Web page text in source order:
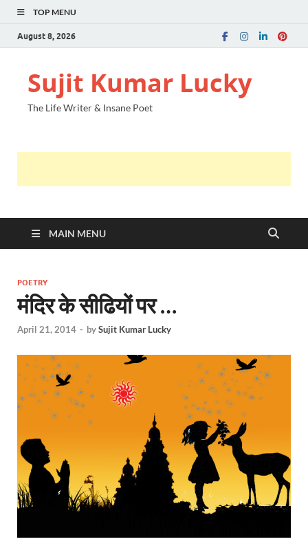
TOP MENU
August 8, 2026
Sujit Kumar Lucky
The Life Writer & Insane Poet
MAIN MENU
POETRY
मंदिर के सीढियों पर …
April 21, 2014 - bySujit Kumar Lucky